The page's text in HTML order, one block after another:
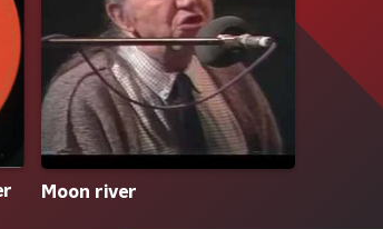
Moon river